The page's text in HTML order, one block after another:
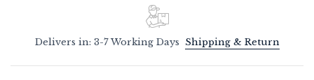
Delivers in: 3-7 Working Days Shipping & Return